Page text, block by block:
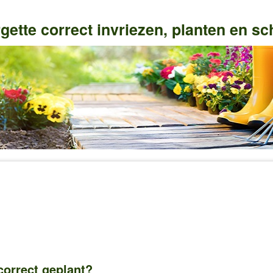
correct invriezen, planten en
geplant?